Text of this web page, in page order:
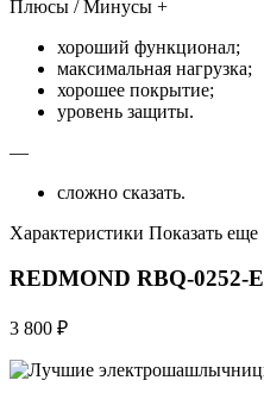
Плюсы / Минусы +
хороший функционал;
максимальная нагрузка;
хорошее покрытие;
уровень защиты.
—
сложно сказать.
Характеристики Показать еще
REDMOND RBQ-0252-E
3 800 ₽